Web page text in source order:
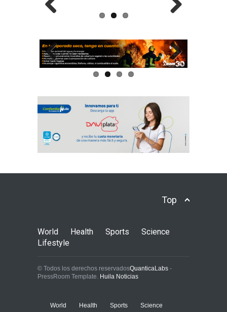
Previous Next
Top
World Health Sports
Science
Lifestyle
© Todos los derechos reservadosQuanticaLabs -
PressRoom Template. Huila Noticias
World Health Sports
Science